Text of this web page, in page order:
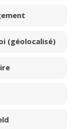
(géolocalisé)